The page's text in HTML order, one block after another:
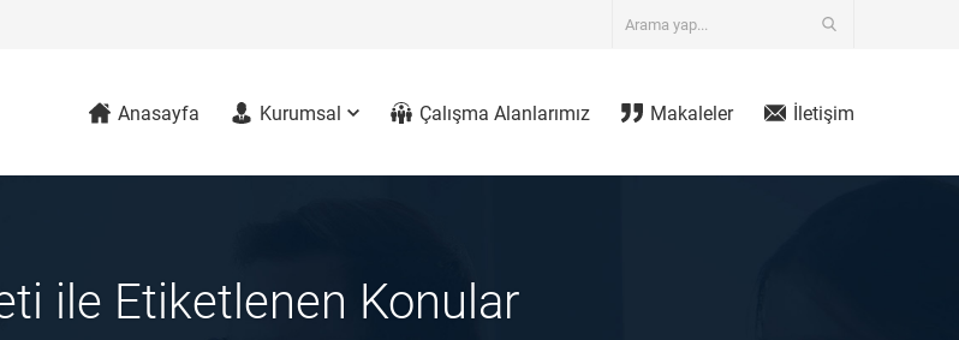
Anasayfa Kurumsal Çalışma Alanlarımız Makaleler İletişim
ile Etiketlenen Konular